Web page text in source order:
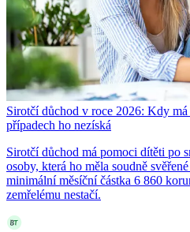
Sirotčí důchod v roce 2026: Kdy
případech ho nezíská
Sirotčí důchod má pomoci dítěti po
osoby, která ho měla soudně
minimální měsíční částka 6 860
zemřelému nestačí.